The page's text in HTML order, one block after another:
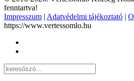
fenntartva!
Impresszum | Adatvédelmi tájékoztató |
https://www.vertessomlo.hu